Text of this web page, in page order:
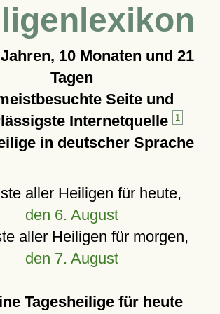
10 Monaten und 21
Tagen
Seite und
Internetquelle
1
in deutscher Sprache
aller Heiligen für heute,
den 6. August
aller Heiligen für morgen,
den 7. August
Tagesheilige für heute